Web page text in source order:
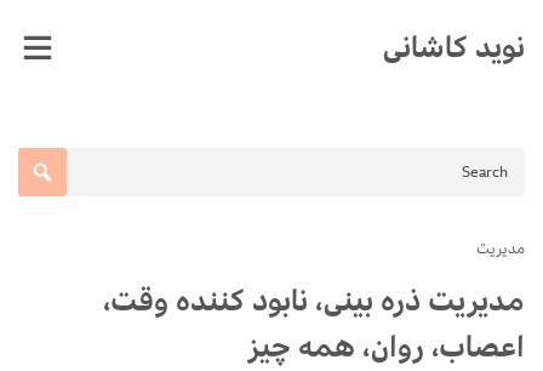
content
نوید کاشانی
مدیریت
مدیریت ذره بینی، نابود کننده وقت،
اعصاب، روان، همه چیز